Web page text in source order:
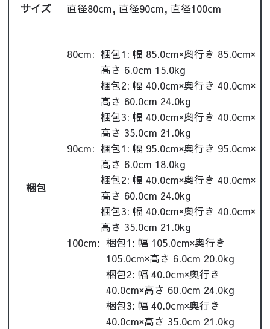
サイズ 直径80cm, 直径90cm, 直径100cm
梱包
80cm: 梱包1: 幅 85.0cm×奥行き 85.0cm×
高さ 6.0cm 15.0kg
梱包2: 幅 40.0cm×奥行き 40.0cm×
高さ 60.0cm 24.0kg
梱包3: 幅 40.0cm×奥行き 40.0cm×
高さ 35.0cm 21.0kg
90cm: 梱包1: 幅 95.0cm×奥行き 95.0cm×
高さ 6.0cm 18.0kg
梱包2: 幅 40.0cm×奥行き 40.0cm×
高さ 60.0cm 24.0kg
梱包3: 幅 40.0cm×奥行き 40.0cm×
高さ 35.0cm 21.0kg
100cm: 梱包1: 幅 105.0cm×奥行き
105.0cm×高さ 6.0cm 20.0kg
梱包2: 幅 40.0cm×奥行き
40.0cm×高さ 60.0cm 24.0kg
梱包3: 幅 40.0cm×奥行き
40.0cm×高さ 35.0cm 21.0kg